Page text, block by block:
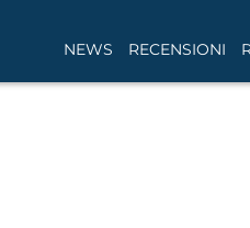
NEWS RECENSIONI